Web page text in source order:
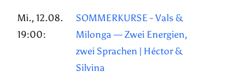
Mi., 12.08.
19:00:
SOMMERKURSE - Vals &
Milonga — Zwei Energien,
zwei Sprachen | Héctor &
Silvina